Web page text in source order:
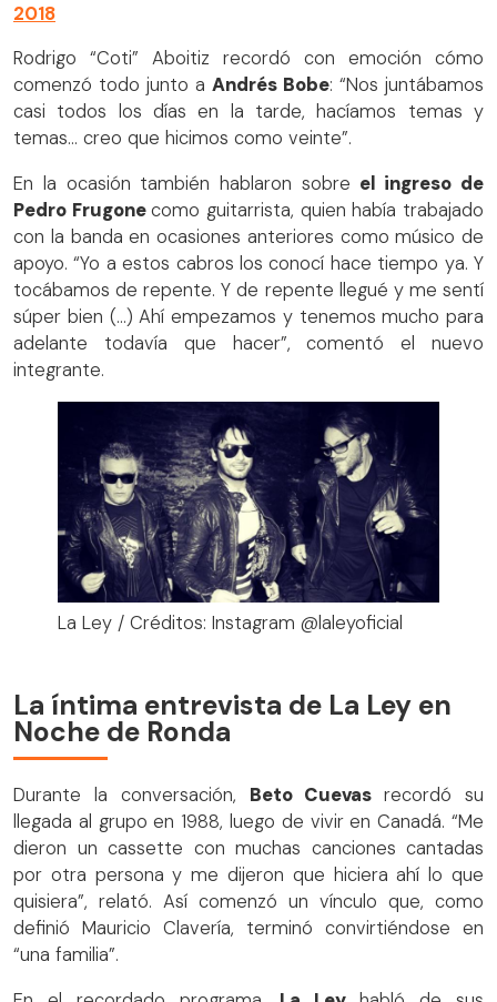
2018
Rodrigo “Coti” Aboitiz recordó con emoción cómo
comenzó todo junto a Andrés Bobe: “Nos juntábamos
casi todos los días en la tarde, hacíamos temas y
temas… creo que hicimos como veinte”.
En la ocasión también hablaron sobre el ingreso de
Pedro Frugonecomo guitarrista, quien había trabajado
con la banda en ocasiones anteriores como músico de
apoyo. “Yo a estos cabros los conocí hace tiempo ya. Y
tocábamos de repente. Y de repente llegué y me sentí
súper bien (...) Ahí empezamos y tenemos mucho para
adelante todavía que hacer”, comentó el nuevo
integrante.
La Ley / Créditos: Instagram @laleyoficial
La íntima entrevista de La Ley en
Noche de Ronda
Durante la conversación, Beto Cuevasrecordó su
llegada al grupo en 1988, luego de vivir en Canadá. “Me
dieron un cassette con muchas canciones cantadas
por otra persona y me dijeron que hiciera ahí lo que
quisiera”, relató. Así comenzó un vínculo que, como
definió Mauricio Clavería, terminó convirtiéndose en
“una familia”.